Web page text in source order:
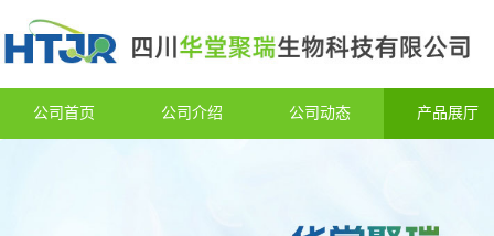
公司首页 公司介绍 公司动态 产品展厅